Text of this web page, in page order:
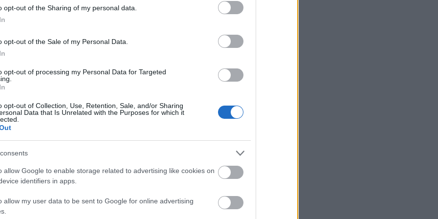
opt-out of the Sharing of my personal data.
opt-out of the Sale of my Personal Data.
opt-out of processing my Personal Data for Targeted
opt-out of Collection, Use, Retention, Sale, and/or Sharing
Data that Is Unrelated with the Purposes for which it
allow Google to enable storage related to advertising like cookies on
identifiers in apps.
allow my user data to be sent to Google for online advertising
fjällorienteringstävlingarna Icebug 24 och Icebug
tävlingen är en traditionell tvådagarstävling med
dag. Icebug 24 är en 24 timmars s.k. rogainetävling
antal poäng, och det således gäller att samla
har lockat ca 55 st tvåmannalag och vädergudarna har
FJS, med Johan Hasselmark och Daniel
Henrik Enberg och Arvid Björkrot, på 44 poäng. På
Niklas Levinson och Martin Sahlmén, på 41 poäng.
genom IKSU Multisport/Överkalix, Andreas Strandh
en poäng före estniska AR Team Vaude på 37 poäng
FF, Moa Larsson and Linnéa Olofsson, på 31 poäng.